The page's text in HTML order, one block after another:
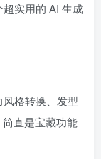
实用的 AI 生成
格转换、发型
直是宝藏功能